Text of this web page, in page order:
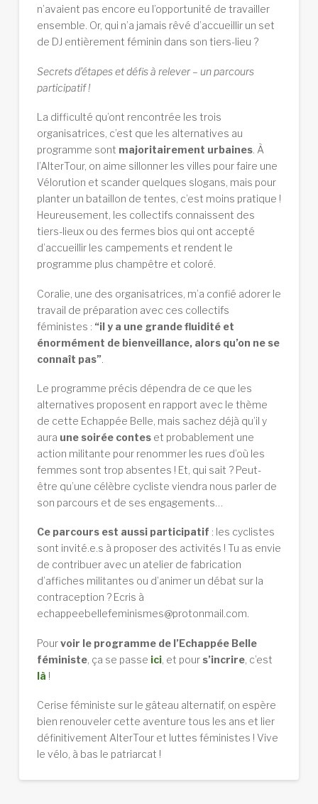
n’avaient pas encore eu l’opportunité de travailler
ensemble. Or, qui n’a jamais rêvé d’accueillir un set
de DJ entièrement féminin dans son tiers-lieu ?
Secrets d’étapes et défis à relever – un parcours
participatif !
La difficulté qu’ont rencontrée les trois
organisatrices, c’est que les alternatives au
programme sont majoritairement urbaines. À
l’AlterTour, on aime sillonner les villes pour faire une
Vélorution et scander quelques slogans, mais pour
planter un bataillon de tentes, c’est moins pratique !
Heureusement, les collectifs connaissent des
tiers-lieux ou des fermes bios qui ont accepté
d’accueillir les campements et rendent le
programme plus champêtre et coloré.
Coralie, une des organisatrices, m’a confié adorer le
travail de préparation avec ces collectifs
féministes : “il y a une grande fluidité et
énormément de bienveillance, alors qu’on ne se
connaît pas”.
Le programme précis dépendra de ce que les
alternatives proposent en rapport avec le thème
de cette Echappée Belle, mais sachez déjà qu’il y
aura une soirée conteset probablement une
action militante pour renommer les rues d’où les
femmes sont trop absentes ! Et, qui sait ? Peut-
être qu’une célèbre cycliste viendra nous parler de
son parcours et de ses engagements…
Ce parcours est aussi participatif : les cyclistes
sont invité.e.s à proposer des activités ! Tu as envie
de contribuer avec un atelier de fabrication
d’affiches militantes ou d’animer un débat sur la
contraception ? Ecris à
echappeebellefeminismes@protonmail.com.
Pourvoir le programme de l’Echappée Belle
féministe, ça se passe ici, et pour s’incrire, c’est
là !
Cerise féministe sur le gâteau alternatif, on espère
bien renouveler cette aventure tous les ans et lier
définitivement AlterTour et luttes féministes ! Vive
le vélo, à bas le patriarcat !